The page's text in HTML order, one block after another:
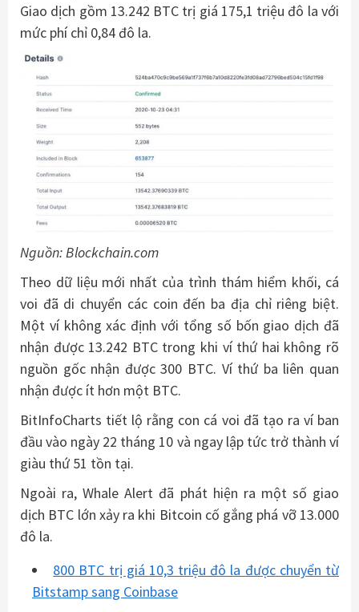
Giao dịch gồm 13.242 BTC trị giá 175,1 triệu đô la với
mức phí chỉ 0,84 đô la.
Nguồn: Blockchain.com
Theo dữ liệu mới nhất của trình thám hiểm khối, cá
voi đã di chuyển các coin đến ba địa chỉ riêng biệt.
Một ví không xác định với tổng số bốn giao dịch đã
nhận được 13.242 BTC trong khi ví thứ hai không rõ
nguồn gốc nhận được 300 BTC. Ví thứ ba liên quan
nhận được ít hơn một BTC.
BitInfoCharts tiết lộ rằng con cá voi đã tạo ra ví ban
đầu vào ngày 22 tháng 10 và ngay lập tức trở thành ví
giàu thứ 51 tồn tại.
Ngoài ra, Whale Alert đã phát hiện ra một số giao
dịch BTC lớn xảy ra khi Bitcoin cố gắng phá vỡ 13.000
đô la.
800 BTC trị giá 10,3 triệu đô la được chuyển từ
Bitstamp sang Coinbase